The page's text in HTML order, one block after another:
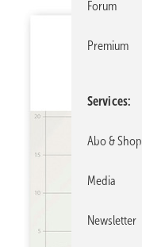
Forum
Premium
Services
Abo & Shop
Media
Newsletter